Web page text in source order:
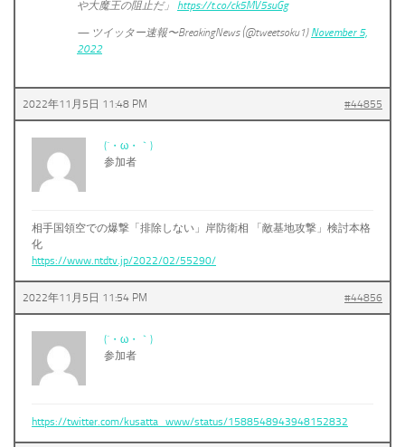
や大魔王の阻止だ」 https://t.co/ck5MV5suGg
— ツイッター速報〜BreakingNews (@tweetsoku1) November 5,
2022
2022年11月5日 11:48 PM #44855
(´・ω・｀)
参加者
相手国領空での爆撃「排除しない」岸防衛相 「敵基地攻撃」検討本格
化
https://www.ntdtv.jp/2022/02/55290/
2022年11月5日 11:54 PM #44856
(´・ω・｀)
参加者
https://twitter.com/kusatta_www/status/1588548943948152832